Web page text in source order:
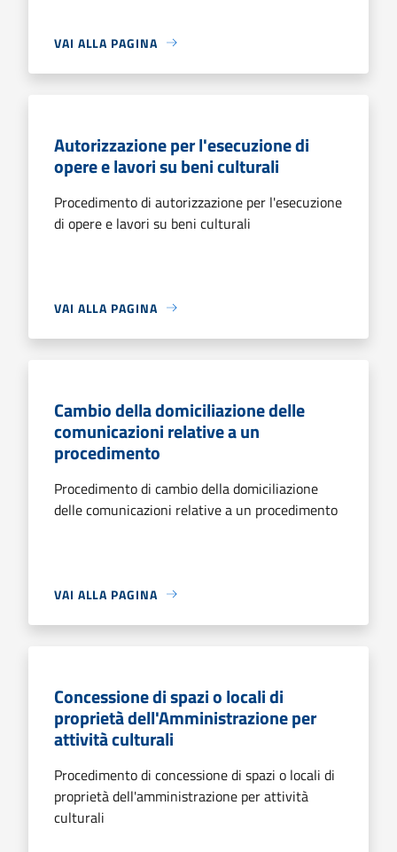
VAI ALLA PAGINA
Autorizzazione per l'esecuzione di
opere e lavori su beni culturali
Procedimento di autorizzazione per l'esecuzione
di opere e lavori su beni culturali
VAI ALLA PAGINA
Cambio della domiciliazione delle
comunicazioni relative a un
procedimento
Procedimento di cambio della domiciliazione
delle comunicazioni relative a un procedimento
VAI ALLA PAGINA
Concessione di spazi o locali di
proprietà dell'Amministrazione per
attività culturali
Procedimento di concessione di spazi o locali di
proprietà dell'amministrazione per attività
culturali